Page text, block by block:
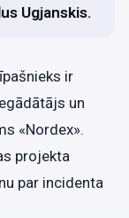
Ugjanskis.
ir
un
«Nordex».
projekta
par incidenta